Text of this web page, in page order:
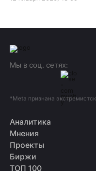
Мы в соц. сетях:
*Meta признана
Аналитика
Мнения
Проекты
Биржи
ТОП 100